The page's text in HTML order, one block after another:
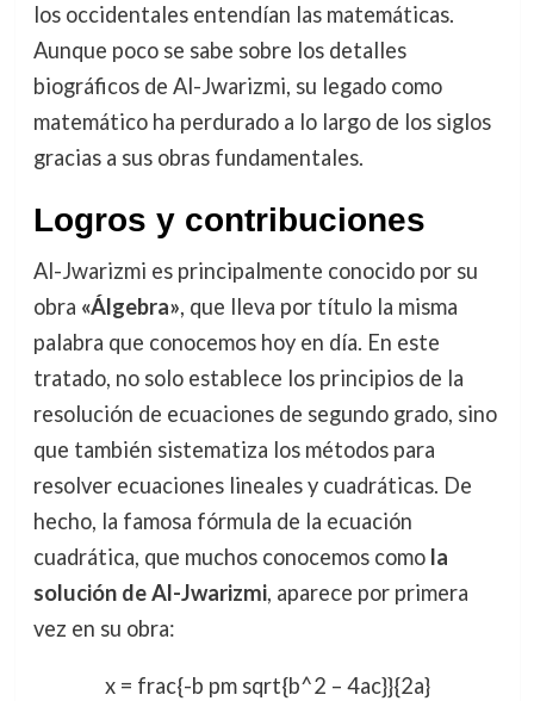
los occidentales entendían las matemáticas.
Aunque poco se sabe sobre los detalles
biográficos de Al-Jwarizmi, su legado como
matemático ha perdurado a lo largo de los siglos
gracias a sus obras fundamentales.
Logros y contribuciones
Al-Jwarizmi es principalmente conocido por su
obra «Álgebra», que lleva por título la misma
palabra que conocemos hoy en día. En este
tratado, no solo establece los principios de la
resolución de ecuaciones de segundo grado, sino
que también sistematiza los métodos para
resolver ecuaciones lineales y cuadráticas. De
hecho, la famosa fórmula de la ecuación
cuadrática, que muchos conocemos como la
solución de Al-Jwarizmi, aparece por primera
vez en su obra:
x = frac{-b pm sqrt{b^2 – 4ac}}{2a}